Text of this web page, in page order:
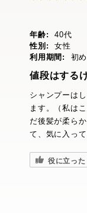
年齢:
40代
性別:
女性
利用期間:
初
値段はする
シャンプーは
ます。（私は
だ後髪が柔ら
て、気に入って
役に立った